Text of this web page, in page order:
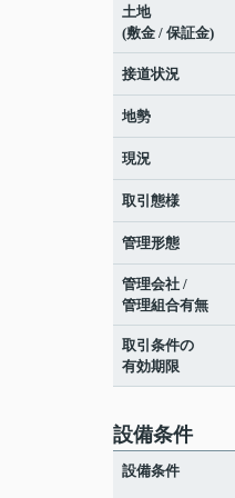
土地
(敷金 / 保証金)
接道状況
地勢
現況
取引態様
管理形態
管理会社 /
管理組合有無
取引条件の
有効期限
設備条件
設備条件